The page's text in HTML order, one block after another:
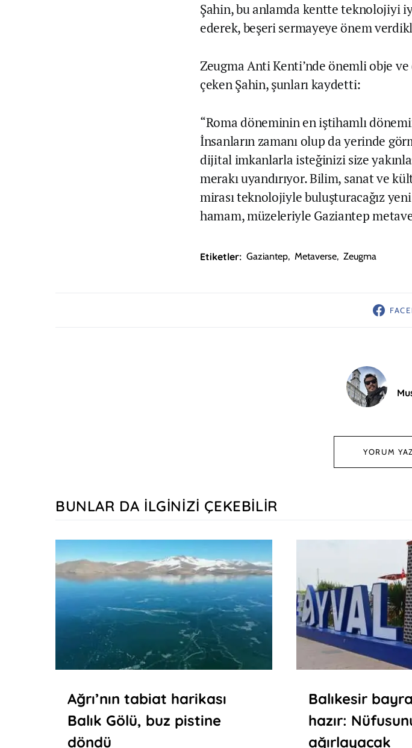
Şahin, bu anlamda kentte teknolojiyi
ederek, beşeri sermayeye önem
Zeugma Anti Kenti’nde önemli obje ve
çeken Şahin, şunları kaydetti:
“Roma döneminin en iştihamlı
İnsanların zamanı olup da yerinde
dijital imkanlarla isteğinizi size
merakı uyandırıyor. Bilim, sanat ve
mirası teknolojiyle buluşturacağız
hamam, müzeleriyle Gaziantep
Etiketler: Gaziantep, Metaverse, Zeugma
YORUM
BUNLAR DA İLGINIZI ÇEKEBILIR
Ağrı’nın tabiat harikası
Balık Gölü, buz pistine
döndü
Balıkesir
hazır:
ağırlayacak